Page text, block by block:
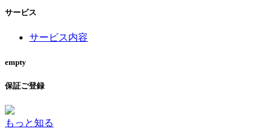
サービス
サービス内容
empty
保証ご登録
もっと知る